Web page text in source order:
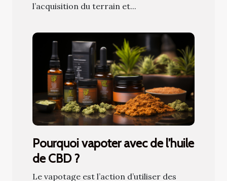
l’acquisition du terrain et...
Pourquoi vapoter avec de l’huile
de CBD ?
Le vapotage est l’action d’utiliser des